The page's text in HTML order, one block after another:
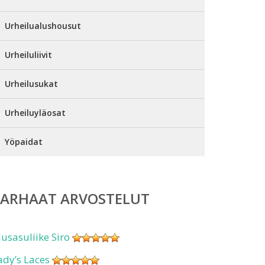
Urheilualushousut
Urheiluliivit
Urheilusukat
Urheiluyläosat
Yöpaidat
ARVOSTELUT
Siro
Laces